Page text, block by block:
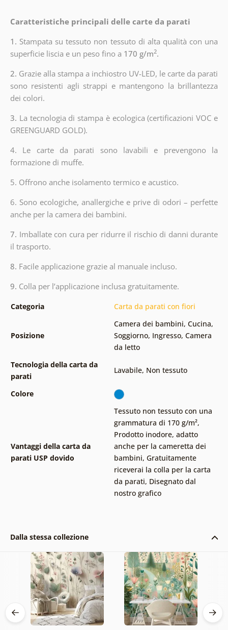
Caratteristiche principali delle carte da parati
1. Stampata su tessuto non tessuto di alta qualità con una
superficie liscia e un peso fino a 170 g/m2.
2. Grazie alla stampa a inchiostro UV-LED, le carte da parati
sono resistenti agli strappi e mantengono la brillantezza
dei colori.
3. La tecnologia di stampa è ecologica (certificazioni VOC e
GREENGUARD GOLD).
4. Le carte da parati sono lavabili e prevengono la
formazione di muffe.
5. Offrono anche isolamento termico e acustico.
6. Sono ecologiche, anallergiche e prive di odori – perfette
anche per la camera dei bambini.
7. Imballate con cura per ridurre il rischio di danni durante
il trasporto.
8. Facile applicazione grazie al manuale incluso.
9. Colla per l’applicazione inclusa gratuitamente.
Categoria Carta da parati con fiori
Posizione
Camera dei bambini, Cucina,
Soggiorno, Ingresso, Camera
da letto
Tecnologia della carta da
parati
Lavabile, Non tessuto
Colore
Vantaggi della carta da
parati USP dovido
Tessuto non tessuto con una
grammatura di 170 g/m²,
Prodotto inodore, adatto
anche per la cameretta dei
bambini, Gratuitamente
riceverai la colla per la carta
da parati, Disegnato dal
nostro grafico
Dalla stessa collezione